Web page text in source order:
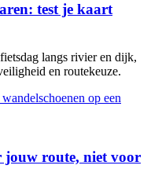
test je kaart
langs rivier en dijk,
en routekeuze.
jouw route, niet voor